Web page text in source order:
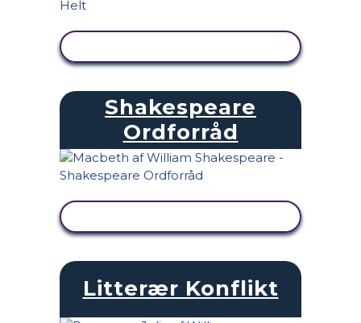
Shakespeare
Ordforråd
Litterær Konflikt